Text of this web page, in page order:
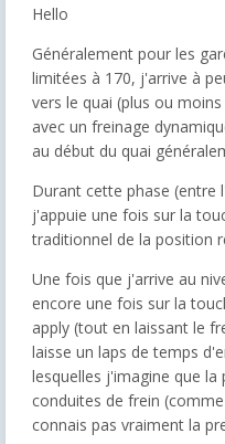
Hello
Généralement pour les
limitées à 170, j'arrive à
vers le quai (plus ou
avec un freinage
au début du quai
Durant cette phase (entre
j'appuie une fois sur la
traditionnel de la position
Une fois que j'arrive au
encore une fois sur la
apply (tout en laissant le
laisse un laps de temps
lesquelles j'imagine que
conduites de frein
connais pas vraiment la